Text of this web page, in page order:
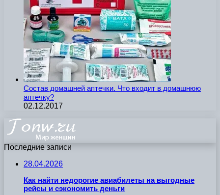
Состав домашней аптечки. Что входит в домашнюю
аптечку?
02.12.2017
Последние записи
28.04.2026
Как найти недорогие авиабилеты на выгодные
рейсы и сэкономить деньги